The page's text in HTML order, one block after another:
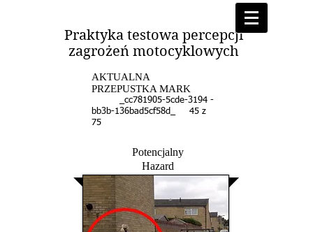
Praktyka testowa percepcji
zagrożeń motocyklowych
AKTUALNA
PRZEPUSTKA MARK
_cc781905-5cde-3194 -
bb3b-136bad5cf58d_ 45 z
75
Potencjalny
Hazard